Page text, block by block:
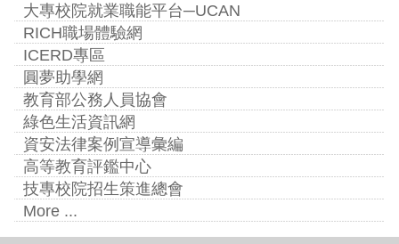
大專校院就業職能平台─UCAN
RICH職場體驗網
ICERD專區
圓夢助學網
教育部公務人員協會
綠色生活資訊網
資安法律案例宣導彙編
高等教育評鑑中心
技專校院招生策進總會
More ...